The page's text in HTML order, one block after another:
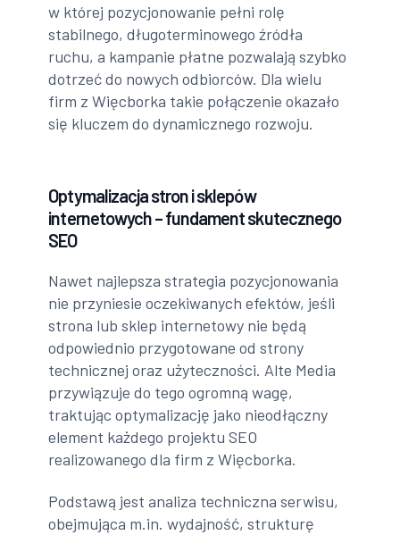
w której pozycjonowanie pełni rolę
stabilnego, długoterminowego źródła
ruchu, a kampanie płatne pozwalają szybko
dotrzeć do nowych odbiorców. Dla wielu
firm z Więcborka takie połączenie okazało
się kluczem do dynamicznego rozwoju.
Optymalizacja stron i sklepów
internetowych – fundament skutecznego
SEO
Nawet najlepsza strategia pozycjonowania
nie przyniesie oczekiwanych efektów, jeśli
strona lub sklep internetowy nie będą
odpowiednio przygotowane od strony
technicznej oraz użyteczności. Alte Media
przywiązuje do tego ogromną wagę,
traktując optymalizację jako nieodłączny
element każdego projektu SEO
realizowanego dla firm z Więcborka.
Podstawą jest analiza techniczna serwisu,
obejmująca m.in. wydajność, strukturę